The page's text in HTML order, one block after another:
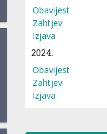
Obavijest
Zahtjev
Izjava
2024.
Obavijest
Zahtjev
Izjava